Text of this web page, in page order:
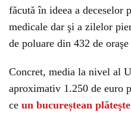
făcută în ideea a
medicale dar şi a zilelor
de poluare din 432 de oraşe
Concret, media la nivel al
aproximativ 1.250 de euro
ce un bucureștean plăteşte